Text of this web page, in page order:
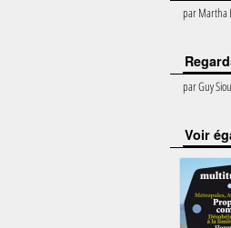
parMartha
parGuy
voir